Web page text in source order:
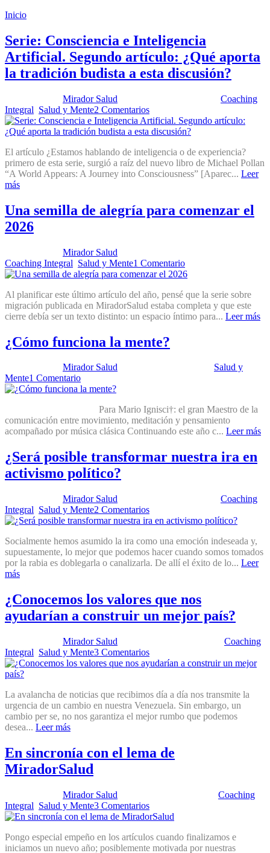
Inicio
Serie: Consciencia e Inteligencia
Artificial. Segundo artículo: ¿Qué aporta
la tradición budista a esta discusión?
Mirador Salud
Coaching
Integral Salud y Mente2 Comentarios
El artículo ¿Estamos hablando de inteligencia o de experiencia?
primero de esta serie, surgió a raíz del nuevo libro de Michael Pollan
“A World Appears: A Journey into Consciousness” [Aparec... Leer
más
Una semilla de alegría para comenzar el
2026
Mirador Salud
Coaching Integral Salud y Mente1 Comentario
Al planificar este último artículo del año, pensé que la serie sobre
migración publicada en MiradorSalud estaba completa y que este
cierre debía ser un texto distinto: un espacio íntimo para... Leer más
¿Cómo funciona la mente?
Mirador Salud
Salud y
Mente1 Comentario
Para Mario Ignisci†: el gran Maestro de la
comunicación entre movimiento, meditación y pensamiento
acompañado por música clásica Continuando este año c... Leer más
¿Será posible transformar nuestra ira en
activismo político?
Mirador Salud
Coaching
Integral Salud y Mente2 Comentarios
Socialmente hemos asumido la ira como una emoción indeseada y,
supuestamente, lo mejor que podemos hacer cuando somos tomados
por la rabia es doblegarla o canalizarla. De allí el éxito de lo... Leer
más
¿Conocemos los valores que nos
ayudarían a construir un mejor país?
Mirador Salud
Coaching
Integral Salud y Mente3 Comentarios
La avalancha de noticias que recibimos día a día nos transmite la
urgencia de un cambio en nuestra Venezuela. Sin embargo, un
cambio per se, no nos garantiza el mejor rumbo que podemos
desea... Leer más
En sincronía con el lema de
MiradorSalud
Mirador Salud
Coaching
Integral Salud y Mente3 Comentarios
Pongo especial empeño en los artículos cuando finalizamos e
iniciamos un nuevo año; posiblemente motivada por nuestras